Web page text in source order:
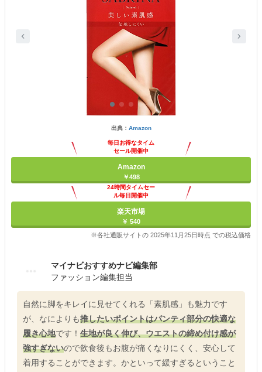
出典： Amazon
毎日お得なタイム
セール開催中
Amazon
￥498
24時間タイムセー
ル毎日開催中
楽天市場
￥ 540
※各社通販サイトの 2025年11月25日時点 での税込価格
マイナビおすすめナビ編集部
ファッション編集担当
自然に脚をキレイに見せてくれる「素肌感」も魅力です
が、なによりも推したいポイントはパンティ部分の快適な
履き心地です！ 生地が良く伸び、ウエストの締め付け感が
強すぎないので飲食後もお腹が痛くなりにくく、安心して
着用することができます。かといって緩すぎるということ